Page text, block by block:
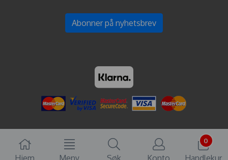
Hjem Meny Søk Konto
0
Handlekur
Abonner på nyhetsbrev